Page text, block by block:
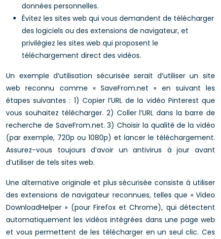
données personnelles.
Évitez les sites web qui vous demandent de télécharger
des logiciels ou des extensions de navigateur, et
privilégiez les sites web qui proposent le
téléchargement direct des vidéos.
Un exemple d’utilisation sécurisée serait d’utiliser un site
web reconnu comme « SaveFrom.net » en suivant les
étapes suivantes : 1) Copier l’URL de la vidéo Pinterest que
vous souhaitez télécharger. 2) Coller l’URL dans la barre de
recherche de SaveFrom.net. 3) Choisir la qualité de la vidéo
(par exemple, 720p ou 1080p) et lancer le téléchargement.
Assurez-vous toujours d’avoir un antivirus à jour avant
d’utiliser de tels sites web.
Une alternative originale et plus sécurisée consiste à utiliser
des extensions de navigateur reconnues, telles que « Video
DownloadHelper » (pour Firefox et Chrome), qui détectent
automatiquement les vidéos intégrées dans une page web
et vous permettent de les télécharger en un seul clic. Ces